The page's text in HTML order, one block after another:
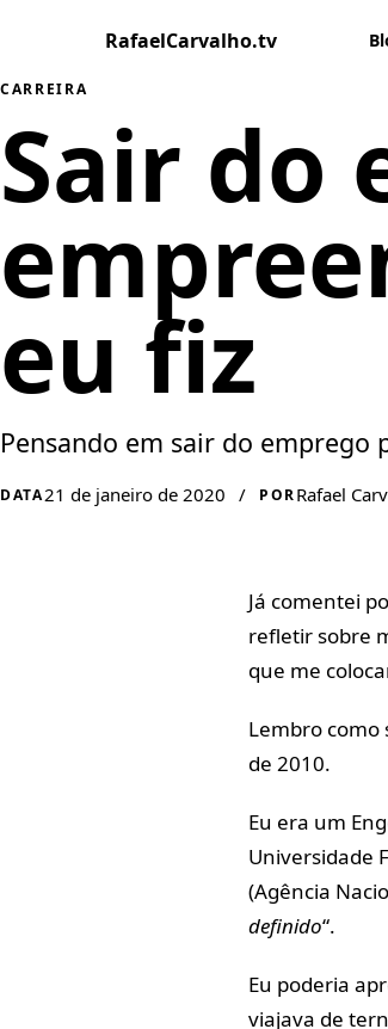
conteúdo
RafaelCarvalho.tv
CARREIRA
Sair do
eu fiz
Pensando em sair do emprego
DATA21 de janeiro de 2020 / PORRafael
Já comentei
refletir sobre
que me
Lembro
de 2010.
Eu era um
Universidade
(Agência
definido“.
Eu poderia
viajava de